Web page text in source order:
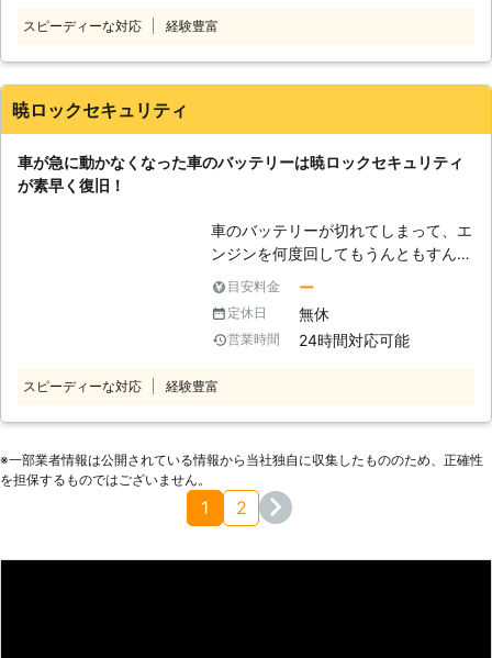
め、運転中や出先のバッテリー切れに
す。もし運転中にバッテリーが上がっ
できます。
客様の元へ駆けつけることができま
す。弊社は元旦や土日でも、お客様の
元へすぐに駆け付けられるように工具
などの準備は常に完備しているので
ぐでも何か食べに行きたいのに車のバ
ッテリーが上がっていたらすぐに食べ
ことができれば、すぐに車が動いてお
客様が感じている空腹を満たすことで
策方法】 車のバッテリーを業者に頼
んで解消してもらっても、1度あるこ
とは2度あると言われています。英国
見ないで指定した秒数を止める実験が
1度目で止めることができなかったの
です。 指定した秒数に止めれなかっ
たところ、2度目の実験で成功する人
が増えました。しかし再び失敗する人
ださい。 車のレスキュー隊としてバ
バッテリーが上がった際に電気を供給
車にエンジンを掛けさせるだけの電力
を分け与える応急処置。 バッテリー
の残量問題が解決する訳ではありませ
ん。 また、自動車の種類によって
は、供給する電気の電圧も異なってき
ます。 電圧の違う車同士で電気を供
給してしまえば、電圧が足りず動かな
かったりします。 逆に供給する電圧
が大きすぎればバッテリーの劣化に繋
の原因になることも……。 そのため、
安心安全なバッテリー復旧をお求めな
らば、弊社にお任せください。 自動
どの種類に応じた電圧で電気を供給し
スピーディーな対応 経験豊富
暁ロックセキュリティ
車が急に動かなくなった車のバッテリーは暁ロックセキュリティ
が素早く復旧！
車のバッテリーが切れてしまって、エ
ンジンを何度回してもうんともすんと
も動かない……そうなると焦りばかり
が生まれるのではないでしょうか。
「仕事に間に合うのかな……」「予約
したお店がしまっちゃう……」こんな
ったものではありませんよね。 そん
ます！ ●車のバッテリーが上がる原
めたままでライトを点けっぱなしにし
ていると、バッテリーは上がってしま
目安料金 ー
定休日 無休
営業時間 24時間対応可能
スピーディーな対応 経験豊富
※⼀部業者情報は公開されている情報から当社独⾃に収集したもののため、正確性
を担保するものではございません。
1 2